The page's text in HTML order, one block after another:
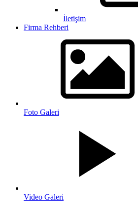
İletişim
Firma Rehberi
Foto Galeri
Video Galeri